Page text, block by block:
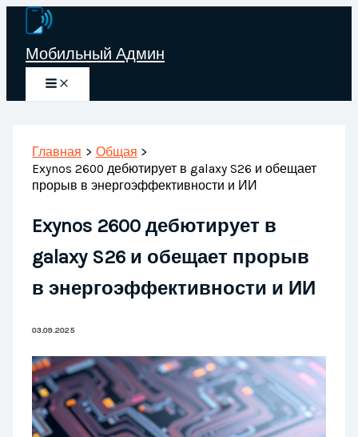
Перейти
содержимому
Мобильный Админ
Главная
Общая
Exynos 2600 дебютирует в galaxy S26 и обещает
прорыв в энергоэффективности и ИИ
Exynos 2600 дебютирует в
galaxy S26 и обещает прорыв
в энергоэффективности и ИИ
03.09.2025